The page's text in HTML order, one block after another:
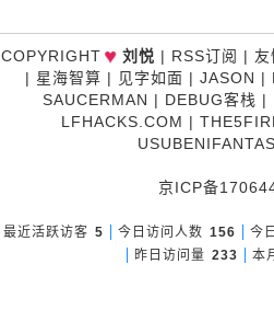
COPYRIGHT♥ 刘悦 | RSS订阅 |
| 星海智算 | 见字如面 | JASON |
SAUCERMAN | DEBUG客栈 |
LFHACKS.COM |
京ICP备
最近活跃访客 5 今日访问人数 156 今
昨日访问量 233 本